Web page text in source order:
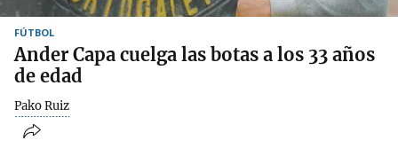
FÚTBOL
Ander Capa cuelga las botas a los 33 años
de edad
Pako Ruiz